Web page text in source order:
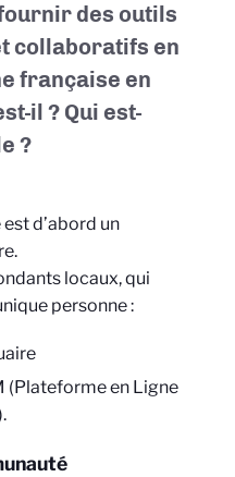
des outils
collaboratifs en
française en
il ? Qui est-
?
d’abord un
locaux, qui
personne :
(Plateforme en Ligne